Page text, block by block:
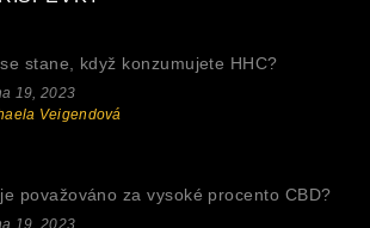
stane, když konzumujete HHC?
19, 2023
Veigendová
považováno za vysoké procento CBD?